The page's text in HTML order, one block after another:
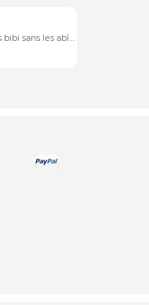
Poil doux mais efficace pour laver les bibi sans les abîmer